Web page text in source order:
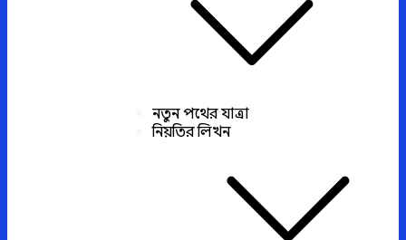
নতুন পথের যাত্রা
নিয়তির লিখন